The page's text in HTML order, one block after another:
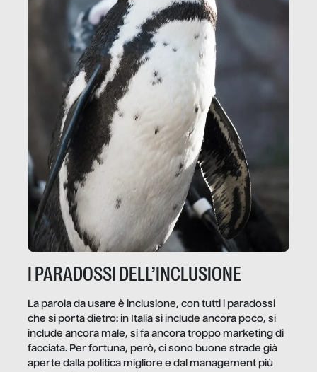
I PARADOSSI DELL’INCLUSIONE
La parola da usare è inclusione, con tutti i paradossi
che si porta dietro: in Italia si include ancora poco, si
include ancora male, si fa ancora troppo marketing di
facciata. Per fortuna, però, ci sono buone strade già
aperte dalla politica migliore e dal management più